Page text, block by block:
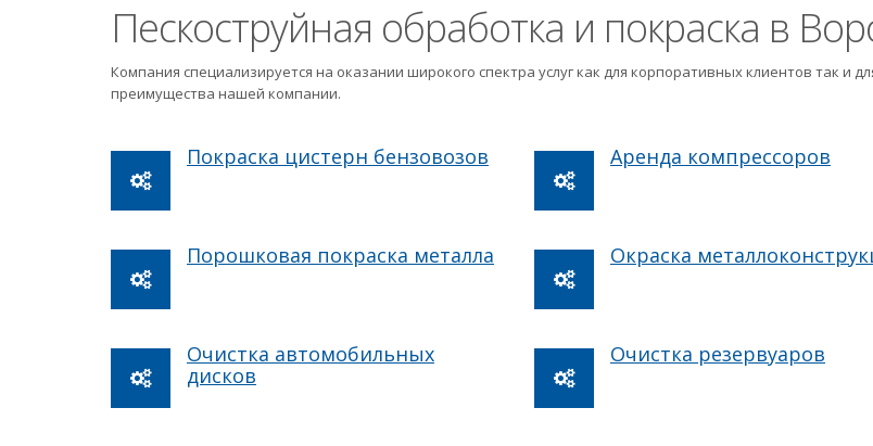
Пескоструйная обработка и покраска в
Компания специализируется на оказании широкого спектра услуг как для корпоративных клиентов так и
преимущества нашей компании.
Покраска цистерн бензовозов Аренда компрессоров
Порошковая покраска металла Окраска
Очистка автомобильных
дисков
Очистка резервуаров